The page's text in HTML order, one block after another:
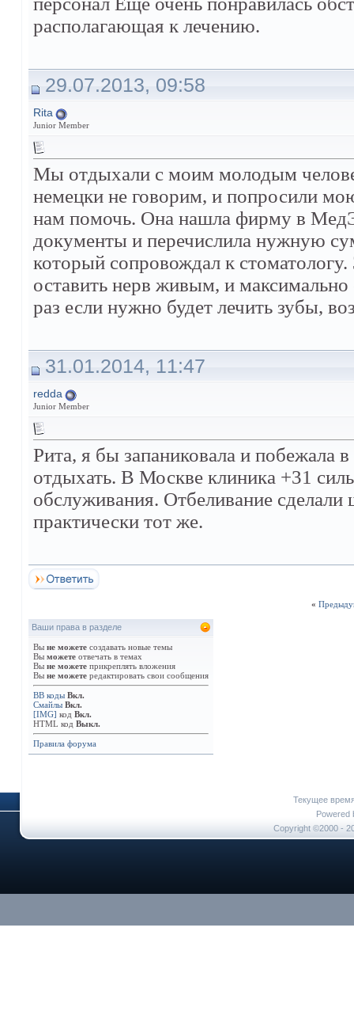
располагающая к лечению.
29.07.2013, 09:58
Rita
Junior Member
Мы отдыхали с моим молодым
немецки не говорим, и попросили
нам помочь. Она нашла фирму в
документы и перечислила нужную
который сопровождал к
оставить нерв живым, и
раз если нужно будет лечить зубы,
31.01.2014, 11:47
redda
Junior Member
Рита, я бы запаниковала и побежала
отдыхать. В Москве клиника +31
обслуживания. Отбеливание
практически тот же.
«
Ваши права в разделе
Вы не можете создавать новые темы
Вы можете отвечать в темах
Вы не можете прикреплять вложения
Вы не можете редактировать свои сообщения
BB коды Вкл.
Смайлы Вкл.
[IMG] код Вкл.
HTML код Выкл.
Правила форума
Текущее
Powered
Copyright ©2000 -